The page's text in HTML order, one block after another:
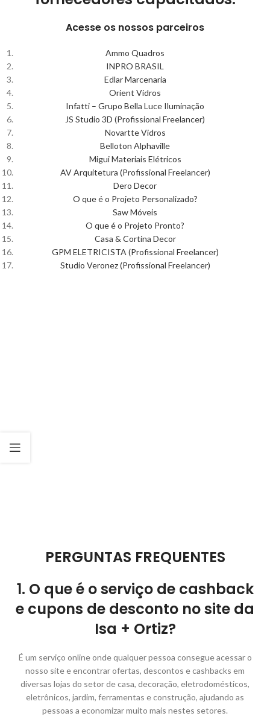
Acesse os nossos parceiros
Ammo Quadros
INPRO BRASIL
Edlar Marcenaria
Orient Vidros
Infatti – Grupo Bella Luce Iluminação
JS Studio 3D (Profissional Freelancer)
Novartte Vidros
Belloton Alphaville
Migui Materiais Elétricos
AV Arquitetura (Profissional Freelancer)
Dero Decor
O que é o Projeto Personalizado?
Saw Móveis
O que é o Projeto Pronto?
Casa & Cortina Decor
GPM ELETRICISTA (Profissional Freelancer)
Studio Veronez (Profissional Freelancer)
PERGUNTAS FREQUENTES
1. O que é o serviço de cashback
e cupons de desconto no site da
Isa + Ortiz?
É um serviço online onde qualquer pessoa consegue acessar o
nosso site e encontrar ofertas, descontos e cashbacks em
diversas lojas do setor de casa, decoração, eletrodomésticos,
eletrônicos, jardim, ferramentas e construção, ajudando as
pessoas a economizar muito mais nestes setores.